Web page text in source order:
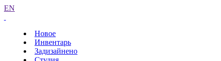
EN
Новое
Инвентарь
Задизайнено